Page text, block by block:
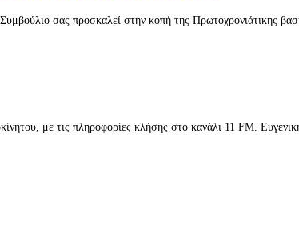
σας προσκαλεί στην κοπή της Πρωτοχρονιάτικης
με τις πληροφορίες κλήσης στο κανάλι 11 FM.